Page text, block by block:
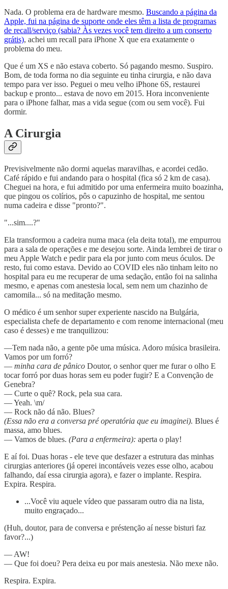
Nada. O problema era de hardware mesmo. Buscando a página da
Apple, fui na página de suporte onde eles têm a lista de programas
de recall/serviço (sabia? Às vezes você tem direito a um conserto
grátis), achei um recall para iPhone X que era exatamente o
problema do meu.
Que é um XS e não estava coberto. Só pagando mesmo. Suspiro.
Bom, de toda forma no dia seguinte eu tinha cirurgia, e não dava
tempo para ver isso. Peguei o meu velho iPhone 6S, restaurei
backup e pronto... estava de novo em 2015. Hora inconveniente
para o iPhone falhar, mas a vida segue (com ou sem você). Fui
dormir.
A Cirurgia
Previsivelmente não dormi aquelas maravilhas, e acordei cedão.
Café rápido e fui andando para o hospital (fica só 2 km de casa).
Cheguei na hora, e fui admitido por uma enfermeira muito boazinha,
que pingou os colírios, pôs o capuzinho de hospital, me sentou
numa cadeira e disse "pronto?".
"...sim....?"
Ela transformou a cadeira numa maca (ela deita total), me empurrou
para a sala de operações e me desejou sorte. Ainda lembrei de tirar o
meu Apple Watch e pedir para ela por junto com meus óculos. De
resto, fui como estava. Devido ao COVID eles não tinham leito no
hospital para eu me recuperar de uma sedação, então foi na salinha
mesmo, e apenas com anestesia local, sem nem um chazinho de
camomila... só na meditação mesmo.
O médico é um senhor super experiente nascido na Bulgária,
especialista chefe de departamento e com renome internacional (meu
caso é desses) e me tranquilizou:
—Tem nada não, a gente põe uma música. Adoro música brasileira.
Vamos por um forró?
— minha cara de pânico Doutor, o senhor quer me furar o olho E
tocar forró por duas horas sem eu poder fugir? E a Convenção de
Genebra?
— Curte o quê? Rock, pela sua cara.
— Yeah. \m/
— Rock não dá não. Blues?
(Essa não era a conversa pré operatória que eu imaginei). Blues é
massa, amo blues.
— Vamos de blues. (Para a enfermeira): aperta o play!
E aí foi. Duas horas - ele teve que desfazer a estrutura das minhas
cirurgias anteriores (já operei incontáveis vezes esse olho, acabou
falhando, daí essa cirurgia agora), e fazer o implante. Respira.
Expira. Respira.
...Você viu aquele vídeo que passaram outro dia na lista,
muito engraçado...
(Huh, doutor, para de conversa e préstenção aí nesse bisturi faz
favor?...)
— AW!
— Que foi doeu? Pera deixa eu por mais anestesia. Não mexe não.
Respira. Expira.